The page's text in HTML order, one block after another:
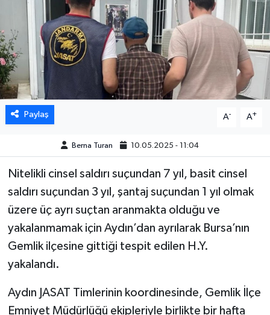
Paylaş A- A+
Berna Turan 10.05.2025 - 11:04
Nitelikli cinsel saldırı suçundan 7 yıl, basit cinsel
saldırı suçundan 3 yıl, şantaj suçundan 1 yıl olmak
üzere üç ayrı suçtan aranmakta olduğu ve
yakalanmamak için Aydın’dan ayrılarak Bursa’nın
Gemlik ilçesine gittiği tespit edilen H.Y.
yakalandı.
Aydın JASAT Timlerinin koordinesinde, Gemlik İlçe
Emniyet Müdürlüğü ekipleriyle birlikte bir hafta
GENEL
GÜNDEM
HABERDE İNSAN
KÜLTÜR SANAT
MAGAZİN
ÖZEL HABER
SAĞLIK
SİYASET
TEKNOLOJİ